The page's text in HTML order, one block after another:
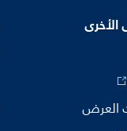
الأخرى
العرض